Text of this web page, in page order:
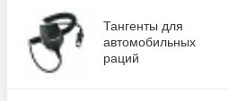
Тангенты для
автомобильных
раций